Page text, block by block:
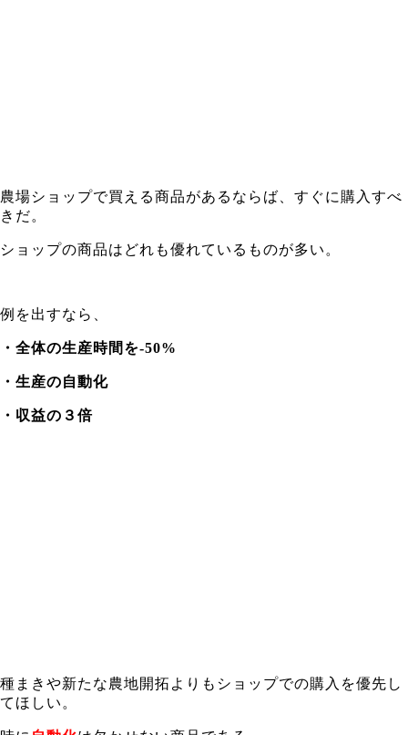
農場ショップで買える商品があるならば、すぐに購入すべ
きだ。
ショップの商品はどれも優れているものが多い。
例を出すなら、
・全体の生産時間を-50%
・生産の自動化
・収益の３倍
種まきや新たな農地開拓よりもショップでの購入を優先し
てほしい。